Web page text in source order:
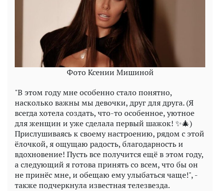
Фото Ксении Мишиной
"В этом году мне особенно стало понятно,
насколько важны мы девочки, друг для друга. (Я
всегда хотела создать, что-то особенное, уютное
для женщин и уже сделала первый шажок! ✨🎄)
Прислушиваясь к своему настроению, рядом с этой
ёлочкой, я ощущаю радость, благодарность и
вдохновение! Пусть все получится ещё в этом году,
а следующий я готова принять со всем, что бы он
не принёс мне, и обещаю ему улыбаться чаще!", -
также подчеркнула известная телезвезда.